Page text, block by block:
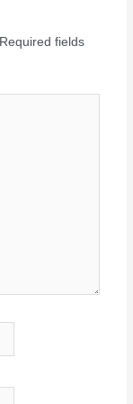
Required fields